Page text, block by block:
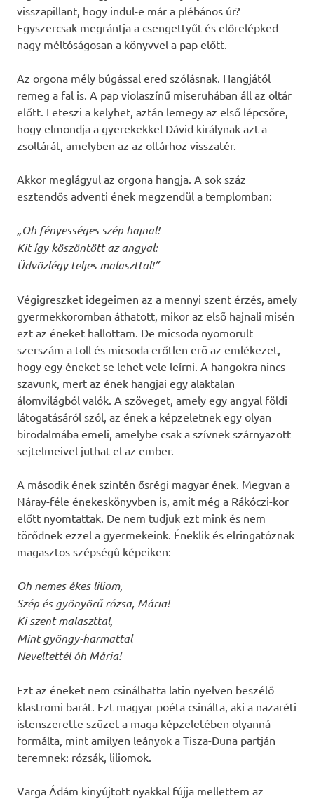
visszapillant, hogy indul-e már a plébános úr?
Egyszercsak megrántja a csengettyűt és előrelépked
nagy méltóságosan a könyvvel a pap előtt.
Az orgona mély búgással ered szólásnak. Hangjától
remeg a fal is. A pap violaszínű miseruhában áll az oltár
előtt. Leteszi a kelyhet, aztán lemegy az első lépcsőre,
hogy elmondja a gyerekekkel Dávid királynak azt a
zsoltárát, amelyben az az oltárhoz visszatér.
Akkor meglágyul az orgona hangja. A sok száz
esztendős adventi ének megzendül a templomban:
„Oh fényességes szép hajnal! –
Kit így köszöntött az angyal:
Üdvözlégy teljes malaszttal!”
Végigreszket idegeimen az a mennyi szent érzés, amely
gyermekkoromban áthatott, mikor az elsõ hajnali misén
ezt az éneket hallottam. De micsoda nyomorult
szerszám a toll és micsoda erőtlen erõ az emlékezet,
hogy egy éneket se lehet vele leírni. A hangokra nincs
szavunk, mert az ének hangjai egy alaktalan
álomvilágból valók. A szöveget, amely egy angyal földi
látogatásáról szól, az ének a képzeletnek egy olyan
birodalmába emeli, amelybe csak a szívnek szárnyazott
sejtelmeivel juthat el az ember.
A második ének szintén ősrégi magyar ének. Megvan a
Náray-féle énekeskönyvben is, amit még a Rákóczi-kor
előtt nyomtattak. De nem tudjuk ezt mink és nem
törődnek ezzel a gyermekeink. Éneklik és elringatóznak
magasztos szépségû képeiken:
Oh nemes ékes liliom,
Szép és gyönyörű rózsa, Mária!
Ki szent malaszttal,
Mint gyöngy-harmattal
Neveltettél óh Mária!
Ezt az éneket nem csinálhatta latin nyelven beszélő
klastromi barát. Ezt magyar poéta csinálta, aki a nazaréti
istenszerette szüzet a maga képzeletében olyanná
formálta, mint amilyen leányok a Tisza-Duna partján
teremnek: rózsák, liliomok.
Varga Ádám kinyújtott nyakkal fújja mellettem az